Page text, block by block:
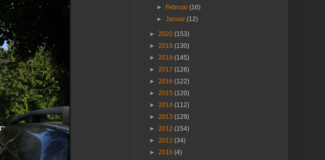
►
Februar(16)
►Januar(12)
► 2020 (153)
► 2019 (130)
► 2018 (145)
► 2017 (126)
► 2016 (122)
► 2015 (120)
► 2014 (112)
► 2013 (129)
► 2012 (154)
► 2011 (34)
► 2010 (4)